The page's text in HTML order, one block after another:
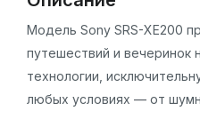
Модель Sony SRS-XE200
путешествий и вечеринок
технологии,
любых условиях — от